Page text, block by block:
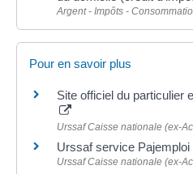
Argent - Impôts -
Pour en savoir plus
Site officiel du particulier
Urssaf Caisse nationale (ex-
Urssaf service Pajemploi
Urssaf Caisse nationale (ex-